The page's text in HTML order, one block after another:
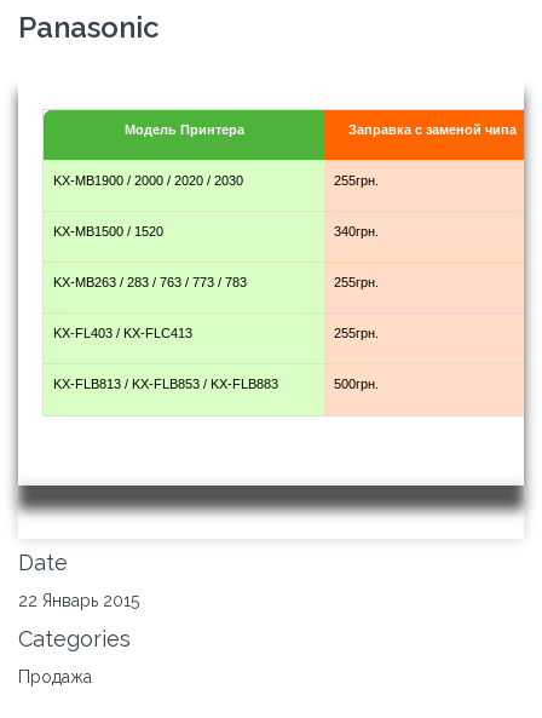
Panasonic
Модель Принтера Заправка с заменой чипа
KX-MB1900 / 2000 / 2020 / 2030 255грн.
KX-MB1500 / 1520 340грн.
KX-MB263 / 283 / 763 / 773 / 783 255грн.
KX-FL403 / KX-FLC413 255грн.
KX-FLB813 / KX-FLB853 / KX-FLB883 500грн.
Date
22 Январь 2015
Categories
Продажа